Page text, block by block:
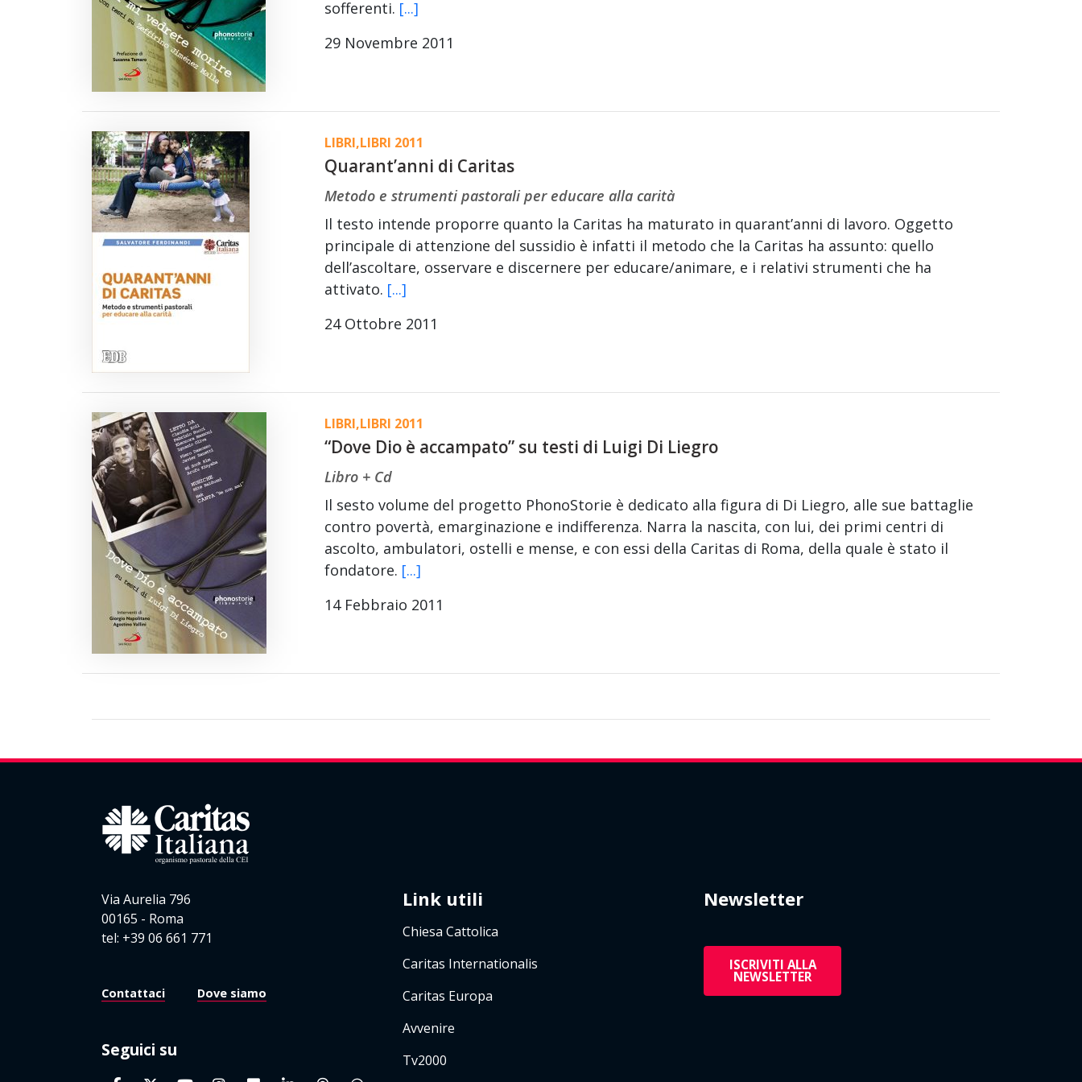
sofferenti. [...]
29 Novembre 2011
LIBRI,LIBRI 2011
Quarant’anni di Caritas
Metodo e strumenti pastorali per educare alla carità
Il testo intende proporre quanto la Caritas ha maturato in quarant’anni di lavoro. Oggetto
principale di attenzione del sussidio è infatti il metodo che la Caritas ha assunto: quello
dell’ascoltare, osservare e discernere per educare/animare, e i relativi strumenti che ha
attivato. [...]
24 Ottobre 2011
LIBRI,LIBRI 2011
“Dove Dio è accampato” su testi di Luigi Di Liegro
Libro + Cd
Il sesto volume del progetto PhonoStorie è dedicato alla figura di Di Liegro, alle sue battaglie
contro povertà, emarginazione e indifferenza. Narra la nascita, con lui, dei primi centri di
ascolto, ambulatori, ostelli e mense, e con essi della Caritas di Roma, della quale è stato il
fondatore. [...]
14 Febbraio 2011
Via Aurelia 796
00165 - Roma
tel: +39 06 661 771
Contattaci Dove siamo
Seguici su
Link utili
Chiesa Cattolica
Caritas Internationalis
Caritas Europa
Avvenire
Tv2000
Newsletter
ISCRIVITI ALLA
NEWSLETTER